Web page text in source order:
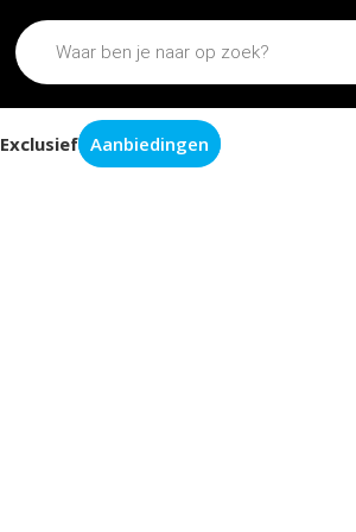
Exclusief Aanbiedingen